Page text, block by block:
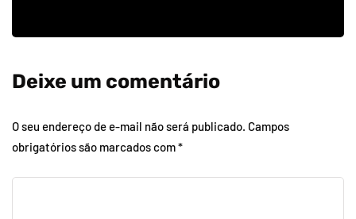
Deixe um comentário
O seu endereço de e-mail não será publicado. Campos
obrigatórios são marcados com*